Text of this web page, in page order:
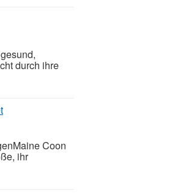
durch ihre
Coon
ihr